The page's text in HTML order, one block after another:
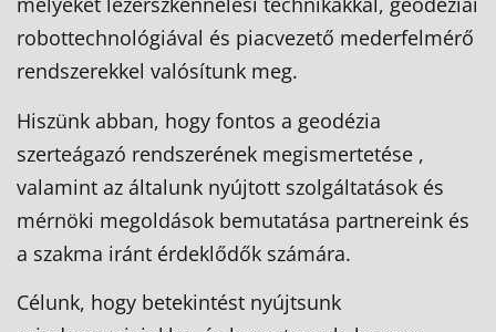
robottechnológiával és piacvezető mederfelmérő
rendszerekkel valósítunk meg.
Hiszünk abban, hogy fontos a geodézia
szerteágazó rendszerének megismertetése ,
valamint az általunk nyújtott szolgáltatások és
mérnöki megoldások bemutatása partnereink és
a szakma iránt érdeklődők számára.
Célunk, hogy betekintést nyújtsunk